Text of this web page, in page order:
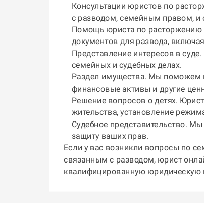
Консультации юристов по
с разводом, семейным правом, и
Помощь юриста по расторжению
документов для развода,
Представление интересов в
семейных и судебных делах.
Раздел имущества. Мы поможем
финансовые активы и другие
Решение вопросов о детях.
жительства, установление
Судебное представительство.
защиту ваших прав.
Если у вас возникли вопросы по
связанным с разводом, юрист
квалифицированную